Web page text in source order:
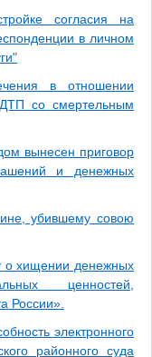
согласия на
в личном
в отношении
со смертельным
вынесен приговор
и денежных
убившему совою
о хищении денежных
ценностей,
России».
электронного
районного суда